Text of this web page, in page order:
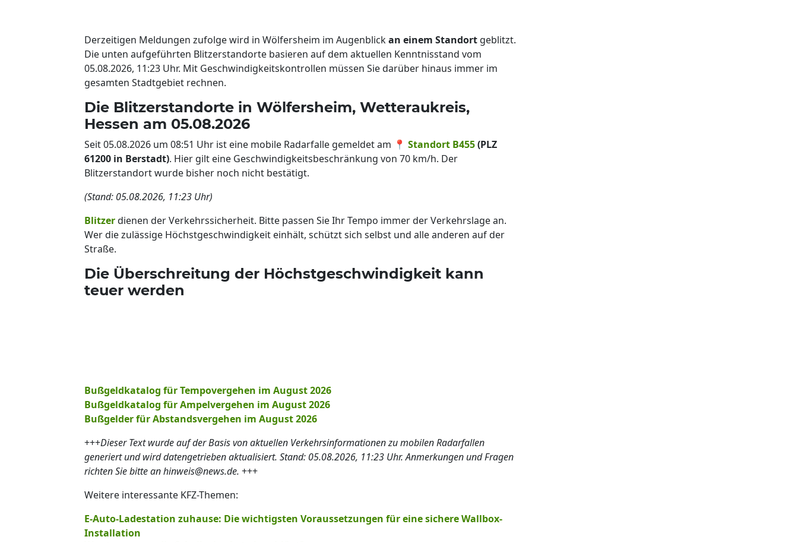
Derzeitigen Meldungen zufolge wird in Wölfersheim im Augenblickan einem Standort geblitzt.
Die unten aufgeführten Blitzerstandorte basieren auf dem aktuellen Kenntnisstand vom
05.08.2026, 11:23 Uhr. Mit Geschwindigkeitskontrollen müssen Sie darüber hinaus immer im
gesamten Stadtgebiet rechnen.
Die Blitzerstandorte in Wölfersheim, Wetteraukreis,
Hessen am 05.08.2026
Seit 05.08.2026 um 08:51 Uhr ist eine mobile Radarfalle gemeldet am 📍 Standort B455(PLZ
61200 in Berstadt). Hier gilt eine Geschwindigkeitsbeschränkung von 70 km/h. Der
Blitzerstandort wurde bisher noch nicht bestätigt.
(Stand: 05.08.2026, 11:23 Uhr)
Blitzerdienen der Verkehrssicherheit. Bitte passen Sie Ihr Tempo immer der Verkehrslage an.
Wer die zulässige Höchstgeschwindigkeit einhält, schützt sich selbst und alle anderen auf der
Straße.
Die Überschreitung der Höchstgeschwindigkeit kann
teuer werden
Bußgeldkatalog für Tempovergehen im August 2026
Bußgeldkatalog für Ampelvergehen im August 2026
Bußgelder für Abstandsvergehen im August 2026
+++Dieser Text wurde auf der Basis von aktuellen Verkehrsinformationen zu mobilen Radarfallen
generiert und wird datengetrieben aktualisiert. Stand: 05.08.2026, 11:23 Uhr. Anmerkungen und Fragen
richten Sie bitte an hinweis@news.de. +++
Weitere interessante KFZ-Themen:
E-Auto-Ladestation zuhause: Die wichtigsten Voraussetzungen für eine sichere Wallbox-
Installation